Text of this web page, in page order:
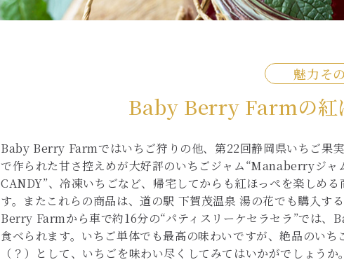
魅力その
Baby Berry Farmの紅
Baby Berry Farmではいちご狩りの他、第22回静岡県いちご果
で作られた甘さ控えめが大好評のいちごジャム“Manaberryジャ
CANDY”、冷凍いちごなど、帰宅してからも紅ほっぺを楽しめ
す。またこれらの商品は、道の駅 下賀茂温泉 湯の花でも購入
Berry Farmから車で約16分の“パティスリーケセラセラ”では
食べられます。いちご単体でも最高の味わいですが、絶品のい
（？）として、いちごを味わい尽くしてみてはいかがでしょうか。